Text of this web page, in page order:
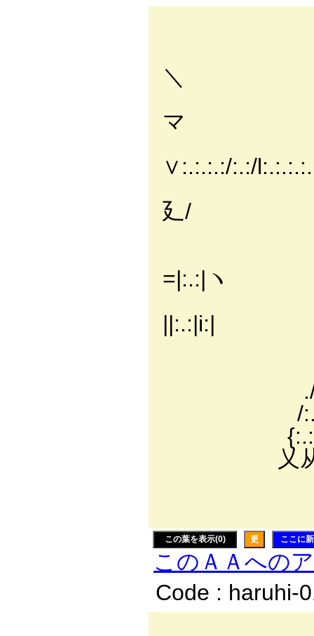
＼
マ
∨:.:.:.:/:.:/
廴/
=|:.:|ヽ
||:.:|i:|
./:.:.:.:./
/:.:.:.:./
{:.:.:.:,ハ
乂从
この葉を表示(0) 更 ここに
このＡＡへの
Code : haruhi-